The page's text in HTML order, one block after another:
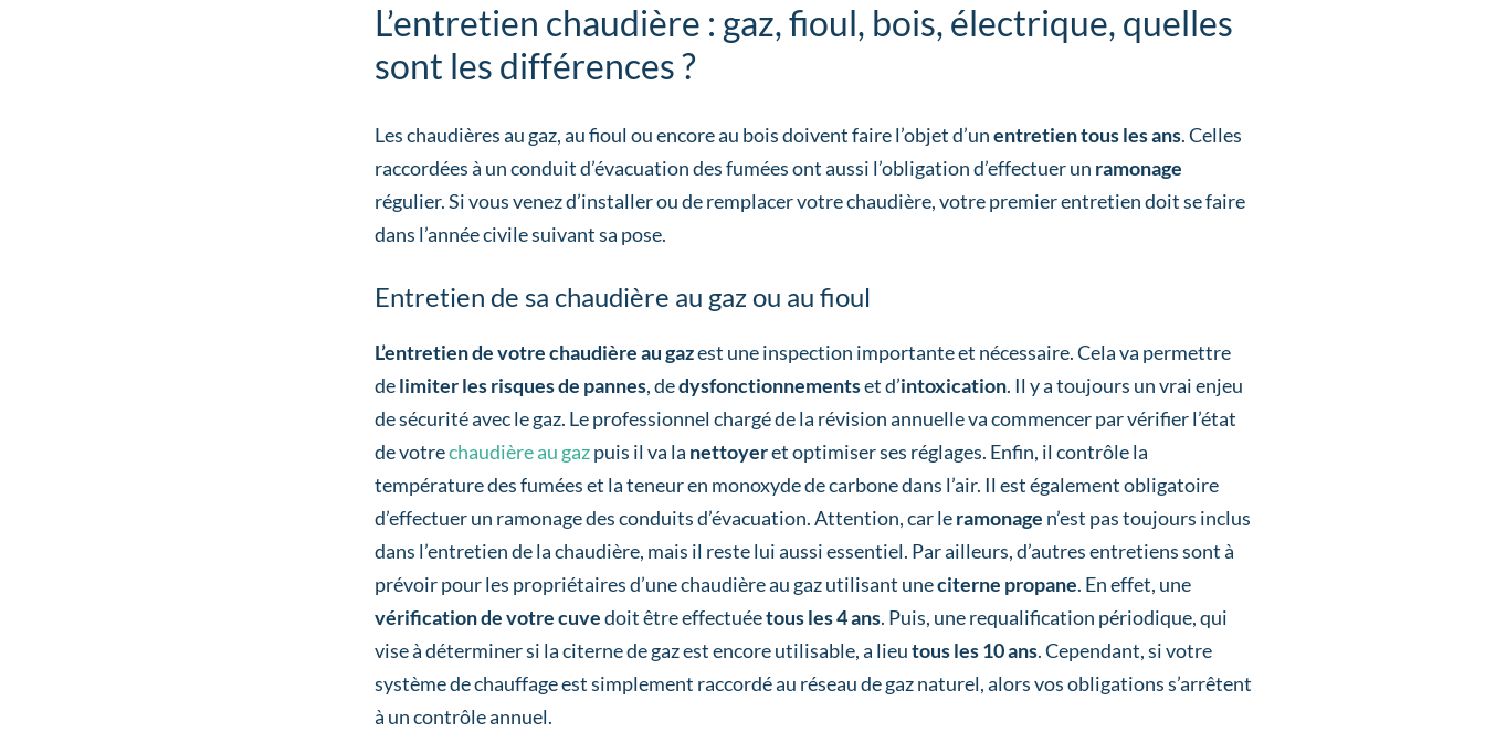
L’entretien chaudière : gaz, fioul, bois, électrique, quelles
sont les différences ?
Les chaudières au gaz, au fioul ou encore au bois doivent faire l’objet d’unentretien tous les ans. Celles
raccordées à un conduit d’évacuation des fumées ont aussi l’obligation d’effectuer un ramonage
régulier. Si vous venez d’installer ou de remplacer votre chaudière, votre premier entretien doit se faire
dans l’année civile suivant sa pose.
Entretien de sa chaudière au gaz ou au fioul
L’entretien de votre chaudière au gazest une inspection importante et nécessaire. Cela va permettre
delimiter les risques de pannes, dedysfonctionnementset d’intoxication. Il y a toujours un vrai enjeu
de sécurité avec le gaz. Le professionnel chargé de la révision annuelle va commencer par vérifier l’état
de votrechaudière au gazpuis il va la nettoyeret optimiser ses réglages. Enfin, il contrôle la
température des fumées et la teneur en monoxyde de carbone dans l’air. Il est également obligatoire
d’effectuer un ramonage des conduits d’évacuation. Attention, car leramonage n’est pas toujours inclus
dans l’entretien de la chaudière, mais il reste lui aussi essentiel. Par ailleurs, d’autres entretiens sont à
prévoir pour les propriétaires d’une chaudière au gaz utilisant uneciterne propane. En effet, une
vérification de votre cuvedoit être effectuéetous les 4 ans. Puis, une requalification périodique, qui
vise à déterminer si la citerne de gaz est encore utilisable, a lieutous les 10 ans. Cependant, si votre
système de chauffage est simplement raccordé au réseau de gaz naturel, alors vos obligations s’arrêtent
à un contrôle annuel.